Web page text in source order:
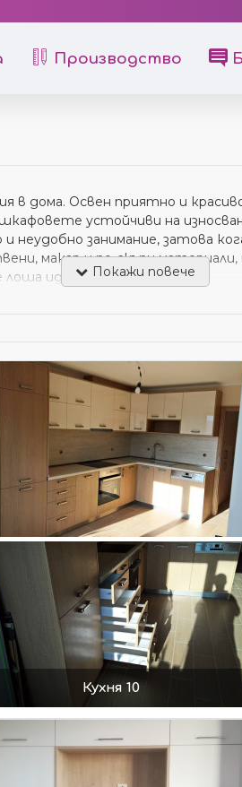
Производство
в дома. Освен приятно и
устойчиви на
неудобно занимание, затова
макар и по-скъпи
лоша идея.
Кухня 10